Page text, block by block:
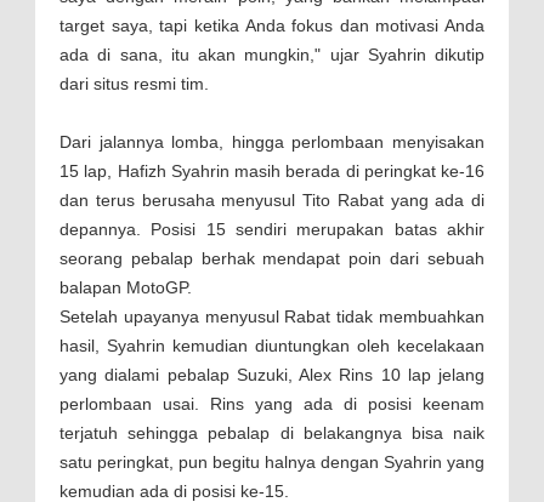
target saya, tapi ketika Anda fokus dan motivasi Anda
ada di sana, itu akan mungkin," ujar Syahrin dikutip
dari situs resmi tim.
Dari jalannya lomba, hingga perlombaan menyisakan
15 lap, Hafizh Syahrin masih berada di peringkat ke-16
dan terus berusaha menyusul Tito Rabat yang ada di
depannya. Posisi 15 sendiri merupakan batas akhir
seorang pebalap berhak mendapat poin dari sebuah
balapan MotoGP.
Setelah upayanya menyusul Rabat tidak membuahkan
hasil, Syahrin kemudian diuntungkan oleh kecelakaan
yang dialami pebalap Suzuki, Alex Rins 10 lap jelang
perlombaan usai. Rins yang ada di posisi keenam
terjatuh sehingga pebalap di belakangnya bisa naik
satu peringkat, pun begitu halnya dengan Syahrin yang
kemudian ada di posisi ke-15.